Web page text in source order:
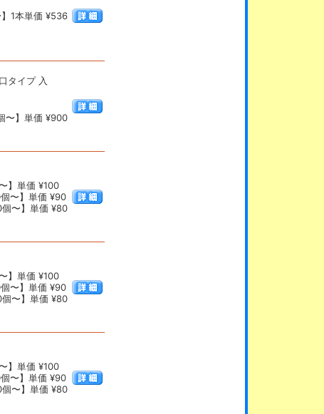
】1本単価 ¥536
タイプ 入
〜】単価 ¥900
〜】単価 ¥100
個〜】単価 ¥90
個〜】単価 ¥80
〜】単価 ¥100
個〜】単価 ¥90
個〜】単価 ¥80
〜】単価 ¥100
個〜】単価 ¥90
個〜】単価 ¥80